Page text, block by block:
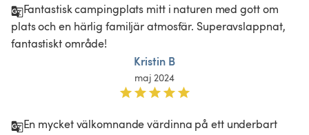
Fantastisk campingplats mitt i naturen med gott om
plats och en härlig familjär atmosfär. Superavslappnat,
fantastiskt område!
Kristin B
maj 2024
En mycket välkomnande värdinna på ett underbart